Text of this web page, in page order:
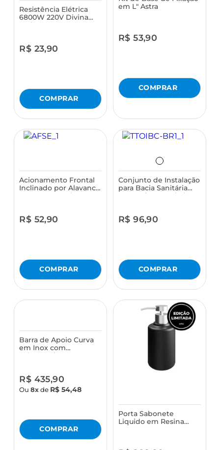
Resistência Elétrica
6800W 220V Divina
Turbo Astra
R$ 23,90
em L" Astra
R$ 53,90
Acionamento Frontal
Inclinado por Alavanca
para Louça Stylus
R$ 52,90
Conjunto de Instalação
para Bacia Sanitária
com Caixa Acoplada
R$ 96,90
Barra de Apoio Curva
em Inox com
Saboneteira Astra
R$ 435,90
Ou8xde R$ 54,48
Porta Sabonete
Liquido em Resina